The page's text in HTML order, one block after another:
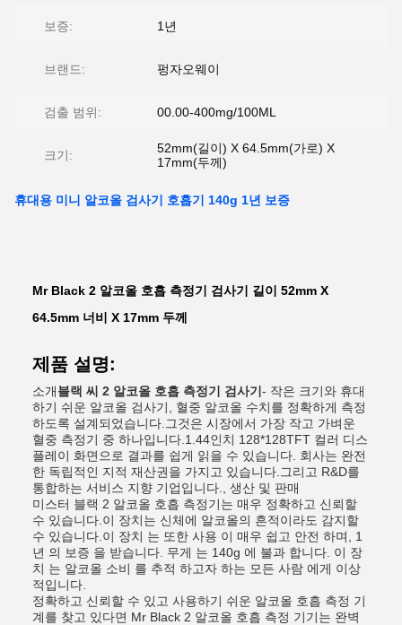
보증: 1년
브랜드: 펑자오웨이
검출 범위: 00.00-400mg/100ML
크기:
52mm(길이) X 64.5mm(가로) X
17mm(두께)
휴대용 미니 알코올 검사기 호흡기 140g 1년 보증
Mr Black 2 알코올 호흡 측정기 검사기 길이 52mm X
64.5mm 너비 X 17mm 두께
제품 설명:
소개블랙 씨 2 알코올 호흡 측정기 검사기 - 작은 크기와 휴대
하기 쉬운 알코올 검사기, 혈중 알코올 수치를 정확하게 측정
하도록 설계되었습니다.그것은 시장에서 가장 작고 가벼운
혈중 측정기 중 하나입니다.1.44인치 128*128TFT 컬러 디스
플레이 화면으로 결과를 쉽게 읽을 수 있습니다. 회사는 완전
한 독립적인 지적 재산권을 가지고 있습니다.그리고 R&D를
통합하는 서비스 지향 기업입니다., 생산 및 판매
미스터 블랙 2 알코올 호흡 측정기는 매우 정확하고 신뢰할
수 있습니다.이 장치는 신체에 알코올의 흔적이라도 감지할
수 있습니다.이 장치 는 또한 사용 이 매우 쉽고 안전 하며, 1
년 의 보증 을 받습니다. 무게 는 140g 에 불과 합니다. 이 장
치 는 알코올 소비 를 추적 하고자 하는 모든 사람 에게 이상
적입니다.
정확하고 신뢰할 수 있고 사용하기 쉬운 알코올 호흡 측정 기
계를 찾고 있다면 Mr Black 2 알코올 호흡 측정 기기는 완벽